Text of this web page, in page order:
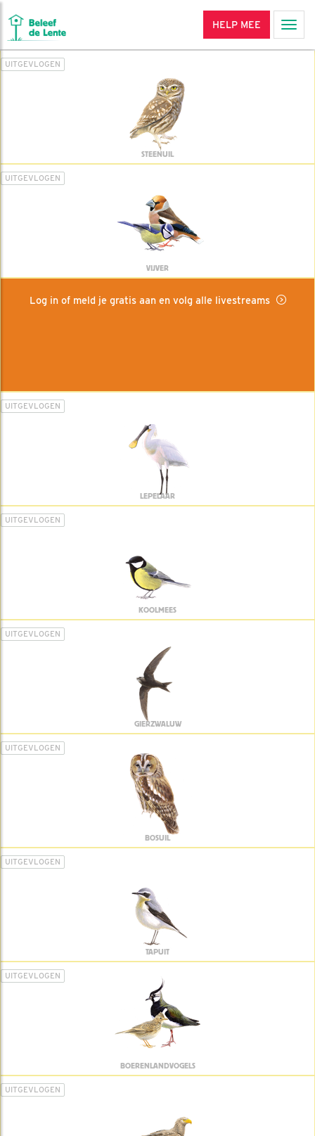
HELP MEE
UITGEVLOGEN
STEENUIL
UITGEVLOGEN
VIJVER
Log in of meld je gratis aan en volg alle livestreams
UITGEVLOGEN
LEPELAAR
UITGEVLOGEN
KOOLMEES
UITGEVLOGEN
GIERZWALUW
UITGEVLOGEN
BOSUIL
UITGEVLOGEN
TAPUIT
UITGEVLOGEN
BOERENLANDVOGELS
UITGEVLOGEN